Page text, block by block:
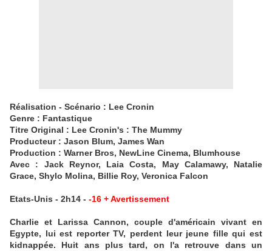
Réalisation - Scénario : Lee Cronin
Genre : Fantastique
Titre Original : Lee Cronin's : The Mummy
Producteur : Jason Blum, James Wan
Production : Warner Bros, NewLine Cinema, Blumhouse
Avec : Jack Reynor, Laia Costa, May Calamawy, Natalie
Grace, Shylo Molina, Billie Roy, Veronica Falcon
Etats-Unis - 2h14 - -16 + Avertissement
Charlie et Larissa Cannon, couple d'américain vivant en
Egypte, lui est reporter TV, perdent leur jeune fille qui est
kidnappée. Huit ans plus tard, on l'a retrouve dans un